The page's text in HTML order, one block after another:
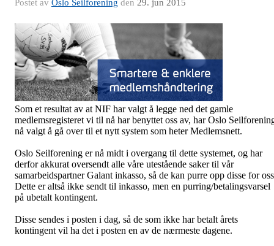
Postet av Oslo Seilforening den 29. jun 2015
Som et resultat av at NIF har valgt å legge ned det gamle
medlemsregisteret vi til nå har benyttet oss av, har Oslo
nå valgt å gå over til et nytt system som heter Medlemsnett.
Oslo Seilforening er nå midt i overgang til dette systemet, og har
derfor akkurat oversendt alle våre utestående saker til vår
samarbeidspartner Galant inkasso, så de kan purre opp disse for
Dette er altså ikke sendt til inkasso, men en purring/betalingsvarsel
på ubetalt kontingent.
Disse sendes i posten i dag, så de som ikke har betalt årets
kontingent vil ha det i posten en av de nærmeste dagene.